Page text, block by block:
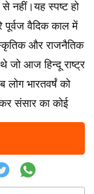
नहीं।यह स्पष्ट हो
पूर्वज वैदिक काल में
और राजनैतिक
जो आज हिन्दू राष्ट्र
भारतवर्षं को
संसार का कोई